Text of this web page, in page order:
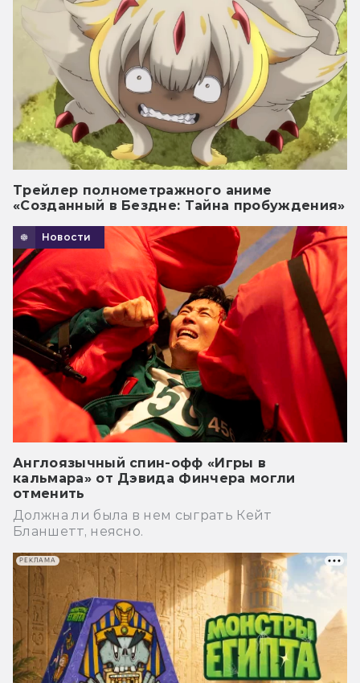
Трейлер полнометражного аниме
«Созданный в Бездне: Тайна пробуждения»
Новости
Англоязычный спин-офф «Игры в
кальмара» от Дэвида Финчера могли
отменить
Должна ли была в нем сыграть Кейт
Бланшетт, неясно.
РЕКЛАМА